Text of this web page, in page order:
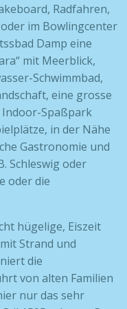
Radfahren,
im Bowlingcenter
Damp eine
mit Meerblick,
Schwimmbad,
eine grosse
Spaßpark
in der Nähe
Gastronomie und
Schleswig oder
oder die
hügelige, Eiszeit
Strand und
die
von alten Familien
nur das sehr